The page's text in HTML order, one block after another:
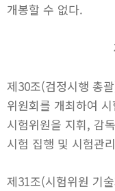
개봉할 수 없다.
제30조(검정시행 총
위원회를 개최하여
시험위원을 지휘, 감
시험 집행 및 시험관
제31조(시험위원 기